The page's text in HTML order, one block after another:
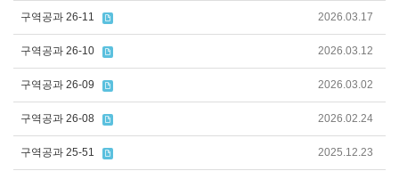
구역공과 26-11 2026.03.17
구역공과 26-10 2026.03.12
구역공과 26-09 2026.03.02
구역공과 26-08 2026.02.24
구역공과 25-51 2025.12.23